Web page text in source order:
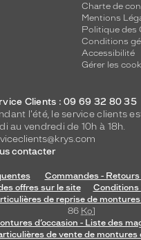
Charte de
Mentions
Politique des
Conditions
Accessibilité
Gérer les
Clients : 09 69 32 80 35
l'été, le service clients
au vendredi de 10h à 18h.
contacter
Commandes -
offres sur le site
Conditions
de reprise de montures
86 Ko]
d’occasion - Liste des
de vente de montures